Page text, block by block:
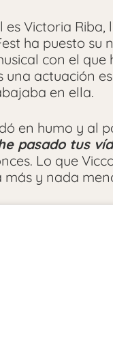
Victoria
ha puesto su
con el que
una actuación
en ella.
en humo y al
pasado tus
Lo que
y nada